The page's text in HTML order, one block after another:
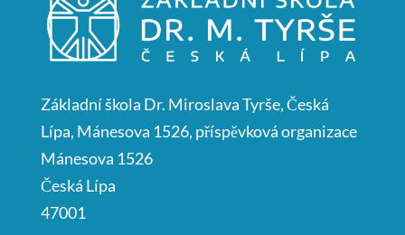
Základní škola Dr. Miroslava Tyrše, Česká
Lípa, Mánesova 1526, příspěvková organizace
Mánesova 1526
Česká Lípa
47001